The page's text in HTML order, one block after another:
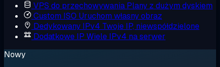
VPS do przechowywania Plany z dużym dyskiem
Custom ISO Uruchom własny obraz
Dedykowany IPv4 Twoje IP, niewspółdzielone
Dodatkowe IP Wiele IPv4 na serwer
Nowy